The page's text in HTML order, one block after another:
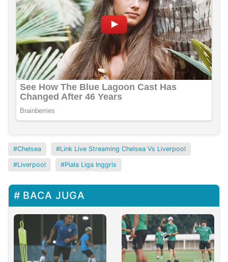
Chelsea Link Live Streaming Chelsea Vs Liverpool
Liverpool Piala Liga Inggris
BACA JUGA